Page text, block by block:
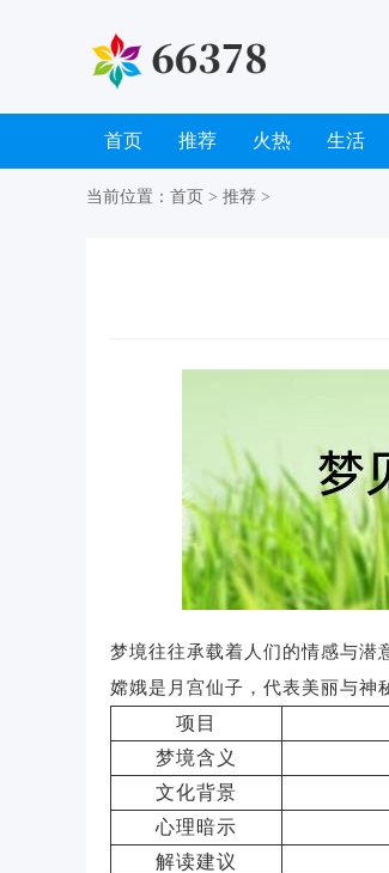
首页 推荐 火热 生活
当前位置： 首页 > 推荐 >
梦境往往承载着人们的情感与潜
嫦娥是月宫仙子，代表美丽与神
项目
梦境含义
文化背景
心理暗示
解读建议